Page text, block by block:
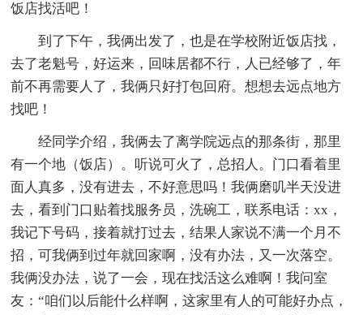
饭店找活吧！
到了下午，我俩出发了，也是在学校附近饭店找，
去了老魁号，好运来，回味居都不行，人已经够了，年
前不再需要人了，我俩只好打包回府。想想去远点地方
找吧！
经同学介绍，我俩去了离学院远点的那条街，那里
有一个地（饭店）。听说可火了，总招人。门口看着里
面人真多，没有进去，不好意思吗！我俩磨叽半天没进
去，看到门口贴着找服务员，洗碗工，联系电话：xx，
我记下号码，接着就打过去，结果人家说不满一个月不
招，可我俩到过年就回家啊，没有办法，又一次落空。
我俩没办法，说了一会，现在找活这么难啊！我问室
友：“咱们以后能什么样啊，这家里有人的可能好办点，